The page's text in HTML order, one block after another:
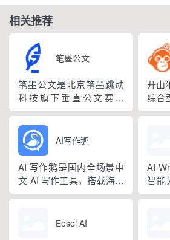
相关推荐
笔墨公文
笔墨公文是北京笔墨跳动
科技旗下垂直公文赛道
AIGC 创作平台，深耕体
制公文专业场景，依托海
量标准公文语料训练专属
大模型。平台整合 AI 公文
生成、全维度智能校对、
范文库、实时更新素材
库、标准化公文模板五大
撰写、文稿合...
开山
综合
融合
法
即可
台覆
279
AI写作鹅
AI 写作鹅是国内全场景中
文 AI 写作工具，搭载海量
细分写作模板，覆盖办公
视频、新媒体、文学创
AI-
智能
量和
章
Eesel AI